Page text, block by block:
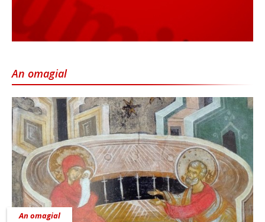
An omagial
An omagial